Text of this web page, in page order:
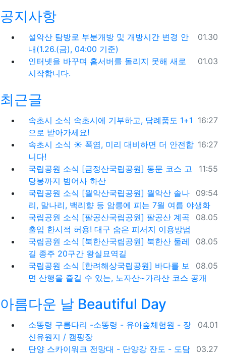
공지사항
등록일
01.30
설악산 탐방로 부분개방 및 개방시간 변경 안
내(1.26.(금), 04:00 기준)
등록일
01.03
인터넷을 바꾸며 홈서버를 돌리지 못해 새로
시작합니다.
최근글
등록일
16:27
속초시 소식 속초시에 기부하고, 답례품도 1+1
으로 받아가세요!
등록일
16:27
속초시 소식 ☀️ 폭염, 미리 대비하면 더 안전합
니다!
등록일
11:55
국립공원 소식 [금정산국립공원] 동문 코스 고
당봉까지 범어사 하산
등록일
09:54
국립공원 소식 [월악산국립공원] 월악산 솔나
리, 말나리, 백리향 등 암릉에 피는 7월 여름 야생화
등록일
08.05
국립공원 소식 [팔공산국립공원] 팔공산 계곡
출입 한시적 허용! 대구 숨은 피서지 이용방법
등록일
08.05
국립공원 소식 [북한산국립공원] 북한산 둘레
길 종주 20구간 왕실묘역길
등록일
08.05
국립공원 소식 [한려해상국립공원] 바다를 보
면 산행을 즐길 수 있는, 노자산~가라산 코스 공개
아름다운 날 Beautiful Day
등록일
04.01
소똥령 구름다리 -소똥령 - 유아숲체험원 - 장
신유원지 / 캠핑장
등록일
03.27
단양 스카이워크 전망대 - 단양강 잔도 - 도담